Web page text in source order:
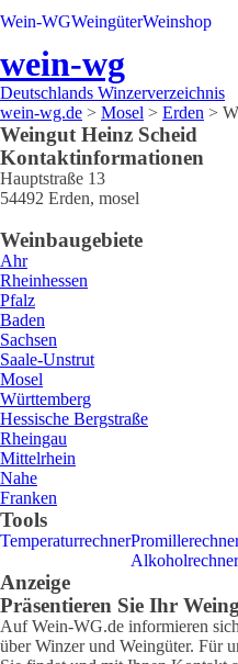
Wein-WGWeingüterWeinshop
wein-wg
Deutschlands Winzerverzeichnis
wein-wg.de > Mosel > Erden >
Weingut Heinz Scheid
Kontaktinformationen
Hauptstraße 13
54492 Erden, mosel
Weinbaugebiete
Ahr
Rheinhessen
Pfalz
Baden
Sachsen
Saale-Unstrut
Mosel
Württemberg
Hessische Bergstraße
Rheingau
Mittelrhein
Nahe
Franken
Tools
Temperaturrechner
Alkoholrechner
Anzeige
Präsentieren Sie Ihr
Auf Wein-WG.de informieren
über Winzer und Weingüter. Für